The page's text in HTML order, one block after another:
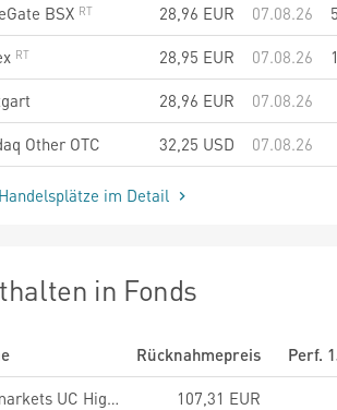
BSX
28,96 EUR 07.08.26
28,95 EUR 07.08.26
28,96 EUR
07.08.26
Other OTC
32,25 USD 07.08.26
im Detail
in Fonds
Rücknahmepreis
Perf.
onemarkets UC High Dividend Europe Fund M
107,31 EUR